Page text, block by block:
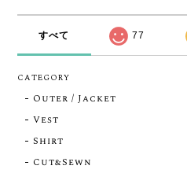
すべて 77
CATEGORY
Outer / Jacket
Vest
Shirt
Cut&Sewn